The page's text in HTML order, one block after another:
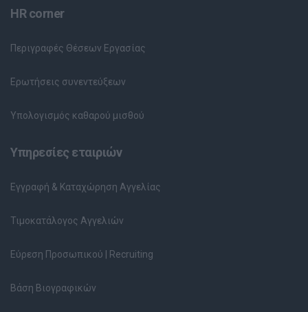
HR corner
Περιγραφές Θέσεων Εργασίας
Ερωτήσεις συνεντεύξεων
Υπολογισμός καθαρού μισθού
Υπηρεσίες εταιριών
Εγγραφή & Καταχώρηση Αγγελίας
Τιμοκατάλογος Αγγελιών
Εύρεση Προσωπικού | Recruiting
Βάση Βιογραφικών